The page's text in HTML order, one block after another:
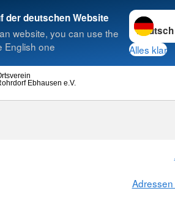
der deutschen Website
website, you can use the
English one
Sprache
Alles klar
Ebhausen e.V.
Suche